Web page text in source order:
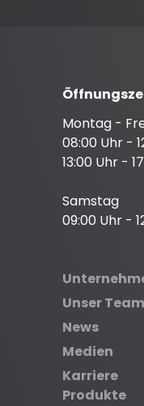
Montag -
08:00 Uhr -
13:00 Uhr -
Samstag
09:00 Uhr -
Unser Team
News
Medien
Karriere
Produkte